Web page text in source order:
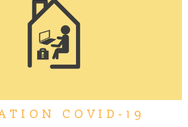
COVID-19
LIRE L'ARTICLE